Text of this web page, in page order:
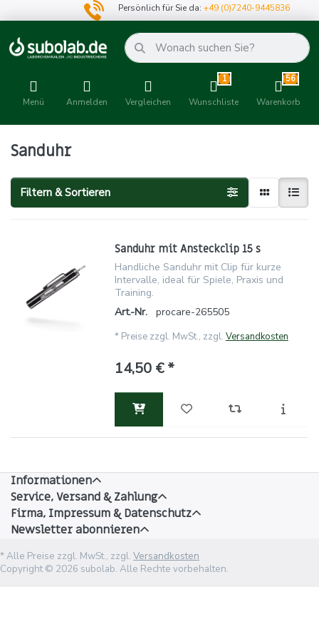
Persönlich für Sie da:+49 (0)7240-9445836
Menü Anmelden Vergleichen
1
Wunschliste
56
Warenkorb
Sanduhr
Filtern & Sortieren
Sanduhr mit Ansteckclip 15 s
Handliche Sanduhr mit Clip für kurze
Intervalle, ideal für Spiele, Praxis und
Training.
Art.-Nr.
procare-265505
* Preise zzgl. MwSt., zzgl. Versandkosten
14,50 € *
Informationen
Service, Versand & Zahlung
Firma, Impressum & Datenschutz
Newsletter abonnieren
* Alle Preise zzgl. MwSt., zzgl. Versandkosten
Copyright © 2026 subolab. Alle Rechte vorbehalten.